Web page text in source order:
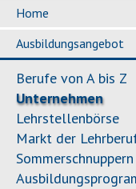
Home
Ausbildungsangebot
Berufe von A bis Z
Unternehmen
Lehrstellenbörse
Markt der
Sommerschnuppern